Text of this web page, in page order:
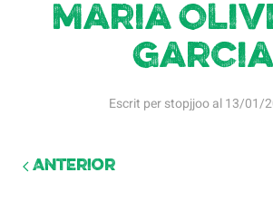
Maria
Garcia
Escrit perstopjjooal13/01/
Anterior